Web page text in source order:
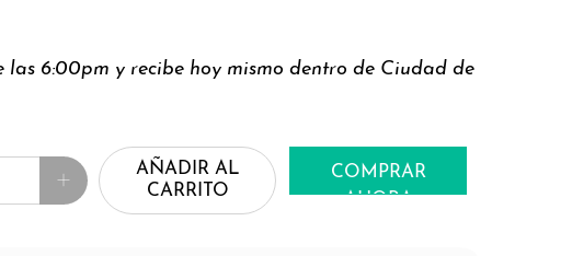
las 6:00pm y recibe hoy mismo dentro de Ciudad de
AÑADIR AL
CARRITO
COMPRAR
AHORA